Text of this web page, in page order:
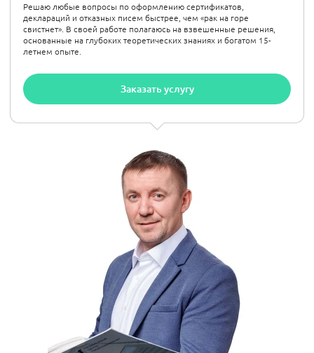
Решаю любые вопросы по оформлению сертификатов,
деклараций и отказных писем быстрее, чем «рак на горе
свистнет». В своей работе полагаюсь на взвешенные решения,
основанные на глубоких теоретических знаниях и богатом 15-
летнем опыте.
Заказать услугу